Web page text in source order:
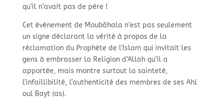
qu’il n’avait pas de père !
Cet évènement de Moubâhala n’est pas seulement
un signe déclarant la vérité à propos de la
réclamation du Prophète de l’Islam qui invitait les
gens à embrasser la Religion d’Allah qu’il a
apportée, mais montre surtout la sainteté,
l’infaillibilité, l’authenticité des membres de ses Ahl
oul Bayt (as).